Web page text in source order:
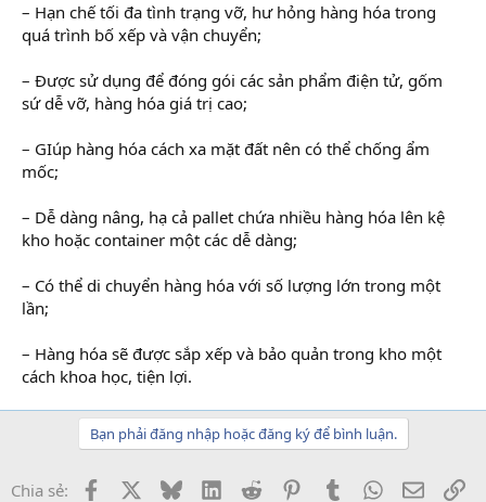
– Hạn chế tối đa tình trạng vỡ, hư hỏng hàng hóa trong
quá trình bố xếp và vận chuyển;
– Được sử dụng để đóng gói các sản phẩm điện tử, gốm
sứ dễ vỡ, hàng hóa giá trị cao;
– GIúp hàng hóa cách xa mặt đất nên có thể chống ẩm
mốc;
– Dễ dàng nâng, hạ cả pallet chứa nhiều hàng hóa lên kệ
kho hoặc container một các dễ dàng;
– Có thể di chuyển hàng hóa với số lượng lớn trong một
lần;
– Hàng hóa sẽ được sắp xếp và bảo quản trong kho một
cách khoa học, tiện lợi.
Bạn phải đăng nhập hoặc đăng ký để bình luận.
Chia sẻ: Facebook BlueskyLinkedInReddit PinterestTumblrWhatsApp
Email